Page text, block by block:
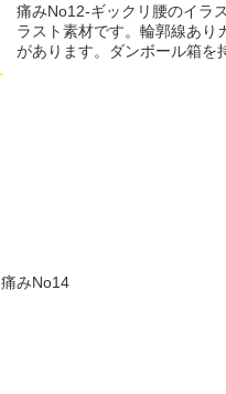
痛みNo12-ギックリ腰のイラ
ラスト素材です。輪郭線あり
があります。ダンボール箱を
痛みNo14